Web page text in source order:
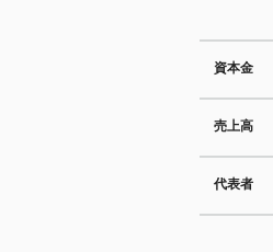
資本金
売上高
代表者